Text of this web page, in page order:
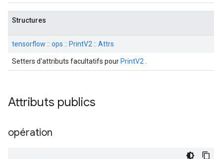
Structures
tensorflow :: ops :: PrintV2 :: Attrs
Setters d'attributs facultatifs pour PrintV2
Attributs publics
opération